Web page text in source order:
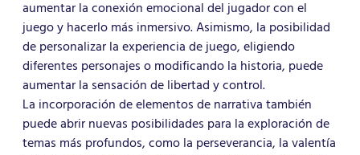
aumentar la conexión emocional del jugador con el
juego y hacerlo más inmersivo. Asimismo, la posibilidad
de personalizar la experiencia de juego, eligiendo
diferentes personajes o modificando la historia, puede
aumentar la sensación de libertad y control.
La incorporación de elementos de narrativa también
puede abrir nuevas posibilidades para la exploración de
temas más profundos, como la perseverancia, la valentía